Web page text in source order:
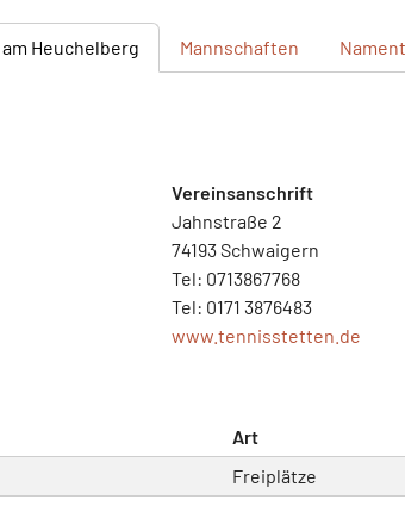
Heuchelberg Mannschaften
Vereinsanschrift
Jahnstraße 2
74193 Schwaigern
Tel: 0713867768
Tel: 0171 3876483
www.tennisstetten.de
Art
Freiplätze